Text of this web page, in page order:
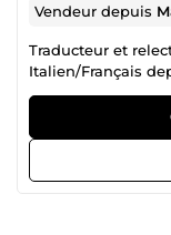
Vendeur depuis
Traducteur et
Italien/Français